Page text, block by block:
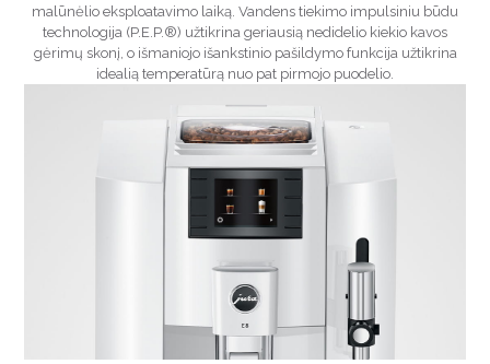
malūnėlio eksploatavimo laiką. Vandens tiekimo impulsiniu būdu
technologija (P.E.P.®) užtikrina geriausią nedidelio kiekio kavos
gėrimų skonį, o išmaniojo išankstinio pašildymo funkcija užtikrina
idealią temperatūrą nuo pat pirmojo puodelio.